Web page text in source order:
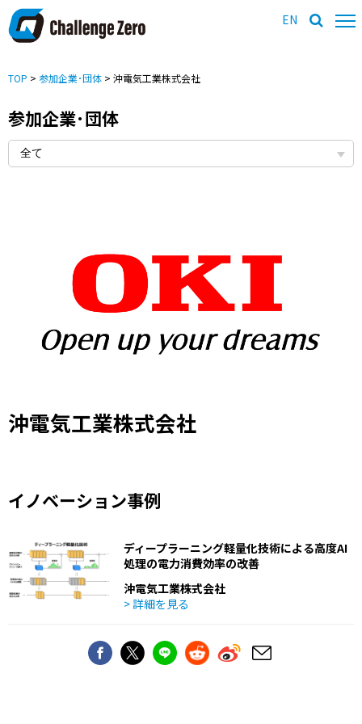
EN
TOP > 参加企業･団体 > 沖電気工業株式会社
参加企業･団体
沖電気工業株式会社
イノベーション事例
ディープラーニング軽量化技術による高度AI
処理の電力消費効率の改善
沖電気工業株式会社
> 詳細を見る